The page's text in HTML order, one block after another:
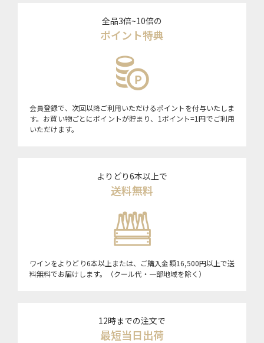
全品3倍~10倍の
ポイント特典
会員登録で、次回以降ご利用いただけるポイントを付与いたしま
す。お買い物ごとにポイントが貯まり、1ポイント=1円でご利用
いただけます。
よりどり6本以上で
送料無料
ワインをよりどり6本以上または、ご購入金額16,500円以上で送
料無料でお届けします。（クール代・一部地域を除く）
12時までの注文で
最短当日出荷